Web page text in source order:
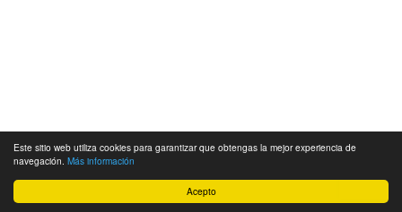
Acepto
Este sitio web utiliza cookies para garantizar que obtengas la mejor experiencia de
navegación. Más información